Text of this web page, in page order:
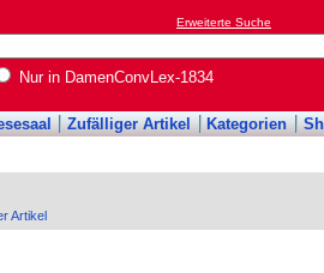
Erweiterte Suche
Nur in DamenConvLex-1834
Zufälliger Artikel Kategorien
Artikel